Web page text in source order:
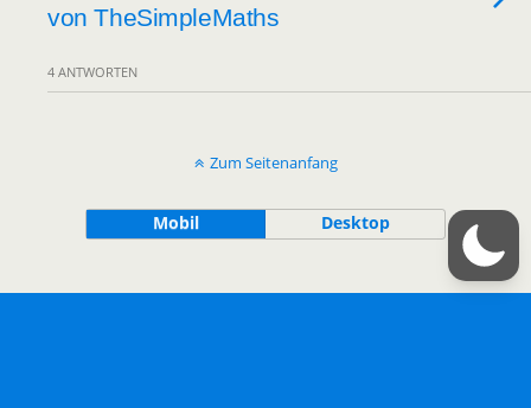
von TheSimpleMaths
4 ANTWORTEN
Zum Seitenanfang
Mobil Desktop